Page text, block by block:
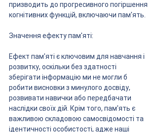
призводить до прогресивного погіршення
когнітивних функцій, включаючи пам'ять.
Значення ефекту пам'яті:
Ефект пам'яті є ключовим для навчання і
розвитку, оскільки без здатності
зберігати інформацію ми не могли б
робити висновки з минулого досвіду,
розвивати навички або передбачати
наслідки своїх дій. Крім того, пам'ять є
важливою складовою самосвідомості та
ідентичності особистості, адже наші